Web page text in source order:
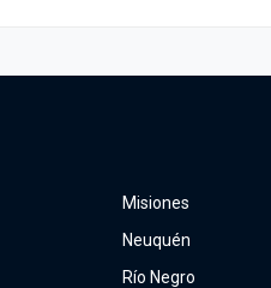
Misiones
Neuquén
Río Negro